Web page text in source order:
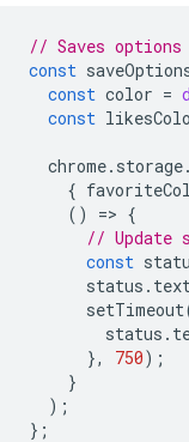
// Saves options
const
const color =
const
chrome. storage.
{
()
=> {
// Update
const
status .
setTimeout
status .
},
750);
}
);
};